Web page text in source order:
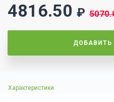
4816.50 ₽
ДОБАВИТЬ
Характеристики